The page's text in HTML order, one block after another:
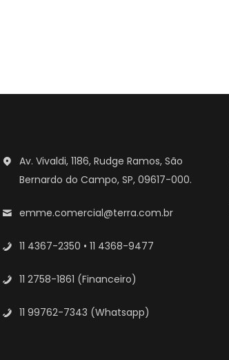
Av. Vivaldi, 1186, Rudge Ramos, São
Bernardo do Campo, SP, 09617-000.
emme.comercial@terra.com.br
11 4367-2350 • 11 4368-9477
11 2758-1861 (Financeiro)
11 99762-7343 (Whatsapp)